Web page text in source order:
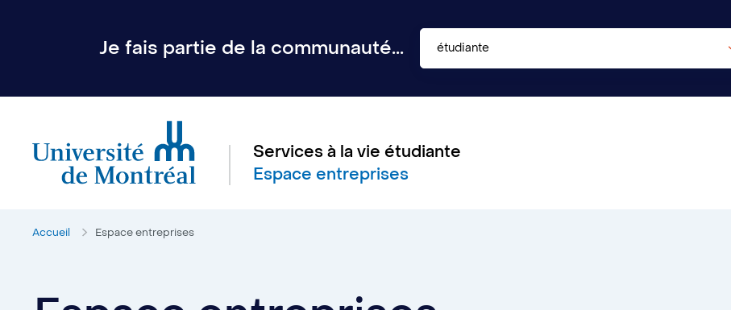
Je fais partie de la communauté... étudiante
Services à la vie étudiante
Espace entreprises
Accueil Espace entreprises